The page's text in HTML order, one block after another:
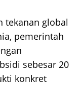
tekanan global
pemerintah
sebesar 20
konkret